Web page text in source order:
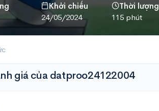
Khởi chiếu
24/05/2024
Thời lượng
115 phút
giá của datproo24122004